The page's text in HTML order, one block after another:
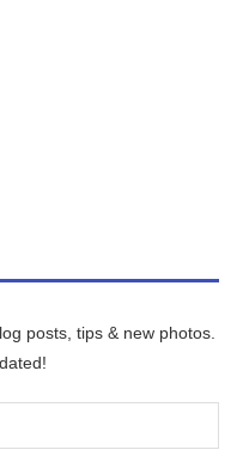
posts, tips & new photos.